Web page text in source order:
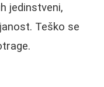
jedinstveni,
Teško se